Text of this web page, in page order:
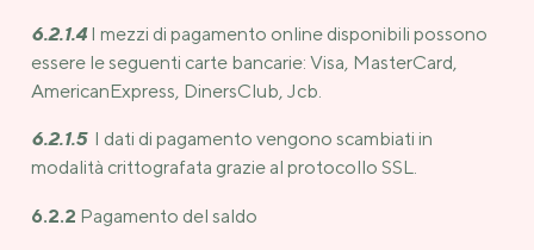
6.2.1.4I mezzi di pagamento online disponibili possono
essere le seguenti carte bancarie: Visa, MasterCard,
AmericanExpress, DinersClub, Jcb.
6.2.1.5 I dati di pagamento vengono scambiati in
modalità crittografata grazie al protocollo SSL.
6.2.2 Pagamento del saldo